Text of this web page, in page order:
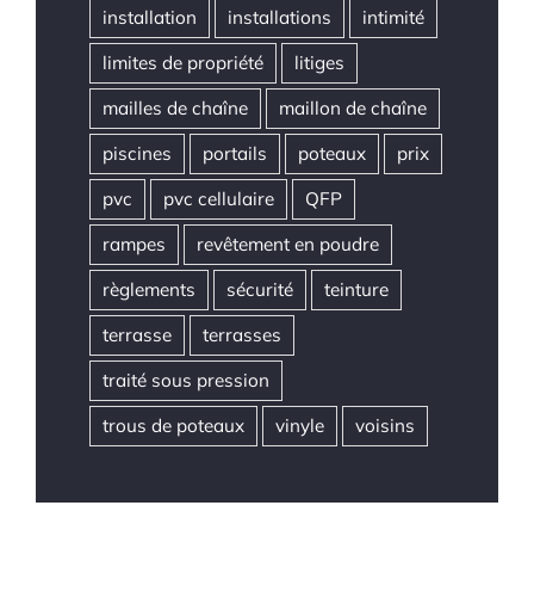
installation
installations
intimité
limites de propriété
litiges
mailles de chaîne
maillon de chaîne
piscines
portails poteaux
prix
pvc
pvc cellulaire
QFP
rampes
revêtement en poudre
règlements
sécurité
teinture
terrasse
terrasses
traité sous pression
trous de poteaux
vinyle voisins